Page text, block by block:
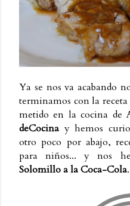
Ya se nos va acabando
terminamos con la
metido en la cocina de
deCocina y hemos
otro poco por abajo,
para niños... y nos
Solomillo a la Coca-Cola.